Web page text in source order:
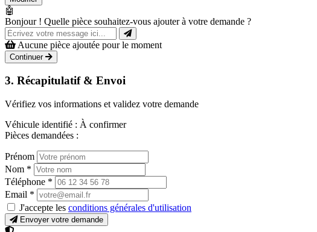
🤖
Bonjour ! Quelle pièce souhaitez-vous ajouter à votre demande ?
Aucune pièce ajoutée pour le moment
Continuer
3. Récapitulatif & Envoi
Vérifiez vos informations et validez votre demande
Véhicule identifié : À confirmer
Pièces demandées :
Prénom
Nom *
Téléphone *
Email *
J'accepte les conditions générales d'utilisation
Envoyer votre demande